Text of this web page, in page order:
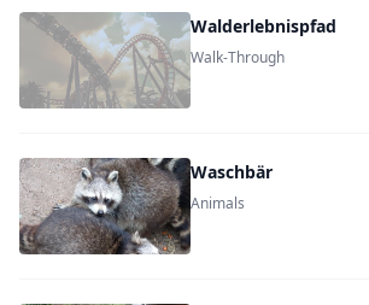
Walderlebnispfad
Walk-Through
Waschbär
Animals